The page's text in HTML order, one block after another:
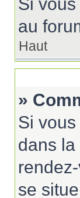
au
Haut
»
Si
dans
se